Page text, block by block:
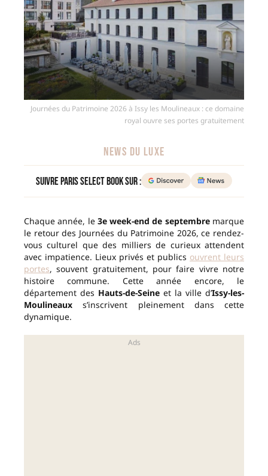
Journées du Patrimoine 2026 à Issy les Moulineaux : ce domaine
royal ouvre ses portes gratuitement
NEWS DU LUXE
Suivre Paris Select Book sur :
Chaque année, le 3e week-end de septembremarque
le retour des Journées du Patrimoine 2026, ce rendez-
vous culturel que des milliers de curieux attendent
avec impatience. Lieux privés et publics ouvrent leurs
portes, souvent gratuitement, pour faire vivre notre
histoire commune. Cette année encore, le
département des Hauts-de-Seine et la ville d’Issy-les-
Moulineaux s’inscrivent pleinement dans cette
dynamique.